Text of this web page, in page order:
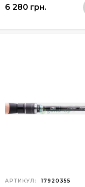
6 280 грн.
АРТИКУЛ: 17920355